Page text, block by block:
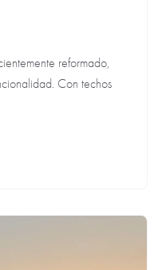
reformado,
Con techos